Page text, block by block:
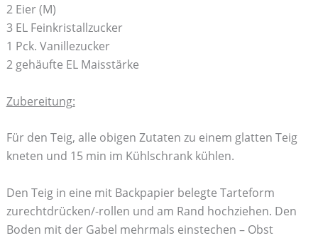
2 Eier (M)
3 EL Feinkristallzucker
1 Pck. Vanillezucker
2 gehäufte EL Maisstärke
Zubereitung:
Für den Teig, alle obigen Zutaten zu einem glatten Teig
kneten und 15 min im Kühlschrank kühlen.
Den Teig in eine mit Backpapier belegte Tarteform
zurechtdrücken/-rollen und am Rand hochziehen. Den
Boden mit der Gabel mehrmals einstechen – Obst